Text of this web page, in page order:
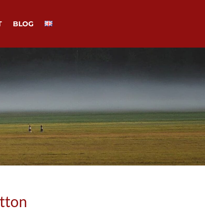
BLOG